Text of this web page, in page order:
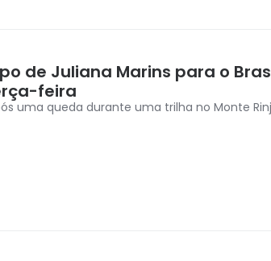
de Juliana Marins para o
feira
uma queda durante uma trilha no Monte